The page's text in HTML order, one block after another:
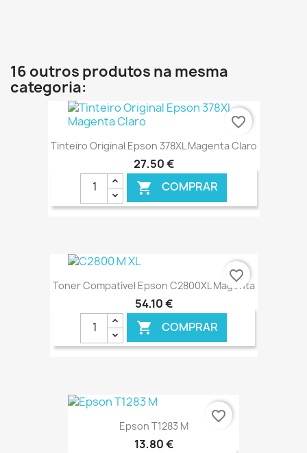
16 outros produtos na mesma
categoria:
Tinteiro Original Epson 378XL Magenta Claro
27,50 €
 COMPRAR
favorite_border
Toner Compatível Epson C2800XL Magenta
54,10 €
 COMPRAR
€ ONLINE
favorite_border
Epson T1283 M
13,80 €
favorite_border